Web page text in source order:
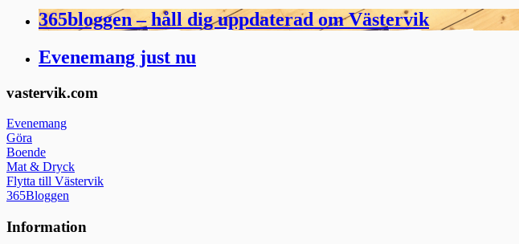
365bloggen – håll dig uppdaterad om Västervik
Evenemang just nu
Footer
vastervik.com
Evenemang
Göra
Boende
Mat & Dryck
Flytta till Västervik
365Bloggen
Information